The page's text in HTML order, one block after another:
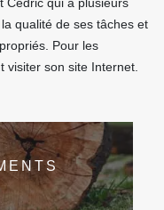
Cédric qui a plusieurs
qualité de ses tâches et
Pour les
visiter son site Internet.